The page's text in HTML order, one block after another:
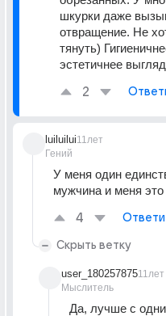
шкурки даже
отвращение. Не
тянуть)
эстетичнее
2
luiluilui
Гений
11лет
У меня один
мужчина и меня это
4
Скрыть ветку
user_180257875
Мыслитель
11лет
Да, лучше с